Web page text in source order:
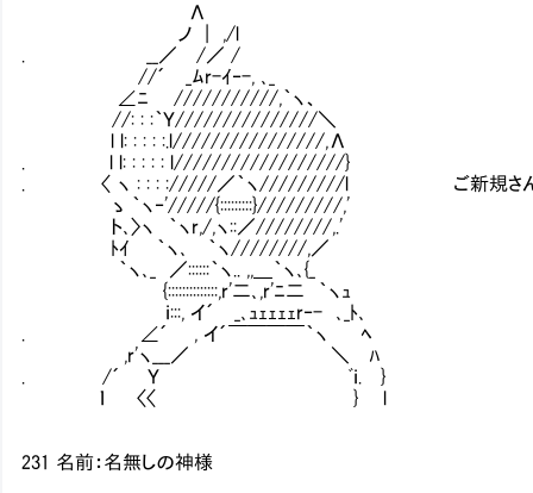
Λ
ノ | ,/l
. __／ /／ /
//´ _ﾑr-ｲ‐-, ､_
∠ﾆ ///////////,｀ヽ、
//: : :｀Ｙ///////////////＼
l l: : : : :.l////////////////,Λ
. l l: : : : : l//////////////////}
. 〈 ヽ : : : ://///／｀ヽ/////////l ご新規さん
ゝ ｀ヽ‐'/////{:::::::::}/////////,'
ト､〉ヽ ｀ヽr,/,ヽ::／////////,.'
ﾄｲ ｀ヽ､ ｀ヽ////////,／
｀ヽ､_ ／::::::｀ヽ.. ,,＿｀ヽ､{_
{::::::::::::::,r'二､,r'ﾆ二 ｀ヽｭ
ｉ:::, イ´ _､ｭｪｪｪｪr‐- ､_ﾄ､
. ∠´ , イ´￣￣￣￣｀ヽ ﾍ
,r'ヽ___／ ＼ ﾊ
. /´ Ｙ ﾞｉ. }
ｌ 〈〈 } l
231 名前：名無しの神様